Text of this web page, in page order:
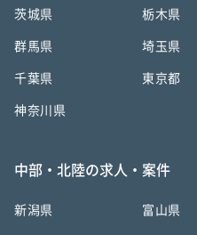
茨城県 栃木県
群馬県 埼玉県
千葉県 東京都
神奈川県
中部・北陸の求人・案件
新潟県 富山県